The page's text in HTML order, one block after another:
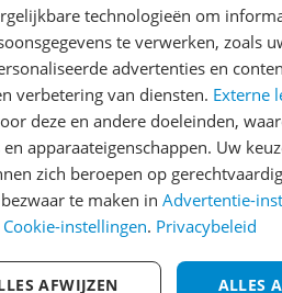
Reviews
Er zijn nog geen
Heb jij dit product in bezit
met het schrijven van je
een review gemiddeld
andere bezoekers een
€250,-!Klik hier voor de
technologieën om
te verwerken, zoals
advertenties en
verbetering van diensten. Externe
deze en andere doeleinden,
apparaateigenschappen. Uw
zich beroepen op
te maken in Advertentie-
Cookie-instellingen. Privacybeleid
ALLES
AFWIJZEN